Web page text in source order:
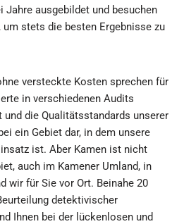
Jahre ausgebildet und besuchen
stets die besten Ergebnisse zu
versteckte Kosten sprechen für
in verschiedenen Audits
und die Qualitätsstandards unserer
ein Gebiet dar, in dem unsere
ist. Aber Kamen ist nicht
auch im Kamener Umland, in
wir für Sie vor Ort. Beinahe 20
detektivischer
Ihnen bei der lückenlosen und